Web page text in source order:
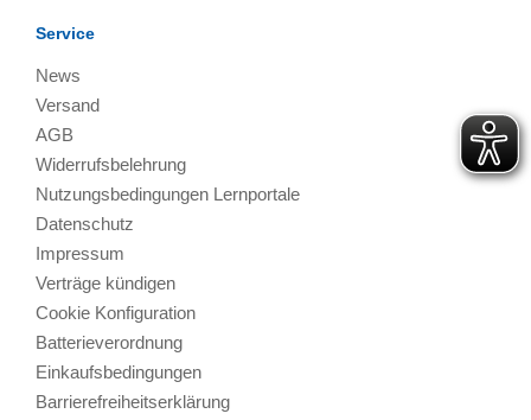
Service
News
Versand
AGB
Widerrufsbelehrung
Nutzungsbedingungen Lernportale
Datenschutz
Impressum
Verträge kündigen
Cookie Konfiguration
Batterieverordnung
Einkaufsbedingungen
Barrierefreiheitserklärung